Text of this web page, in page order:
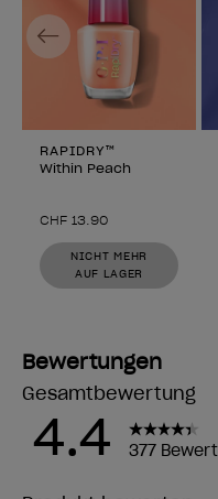
RAPIDRY™
Within Peach
CHF 13.90
NICHT MEHR
AUF LAGER
Previous